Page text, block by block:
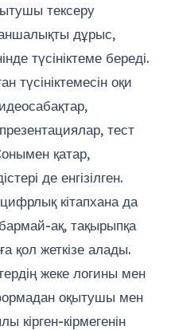
тексеру
дұрыс,
түсініктеме береді.
түсініктемесін оқи
тест
қатар,
де енгізілген.
кітапхана да
ақ, тақырыпқа
қол жеткізе алады.
жеке логины мен
оқытушы мен
кірген-кірмегенін